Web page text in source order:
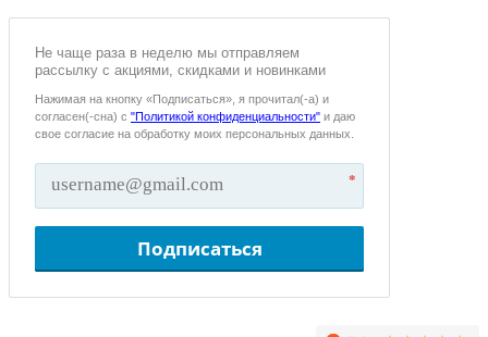
Не чаще раза в неделю мы отправляем
рассылку с акциями, скидками и новинками
Нажимая на кнопку «Подписаться», я прочитал(-а) и
согласен(-сна) с "Политикой конфиденциальности" и даю
свое согласие на обработку моих персональных данных.
*
Подписаться